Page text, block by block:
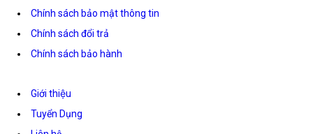
Chính sách bảo mật thông tin
Chính sách đổi trả
Chính sách bảo hành
Giới thiệu
Tuyển Dụng